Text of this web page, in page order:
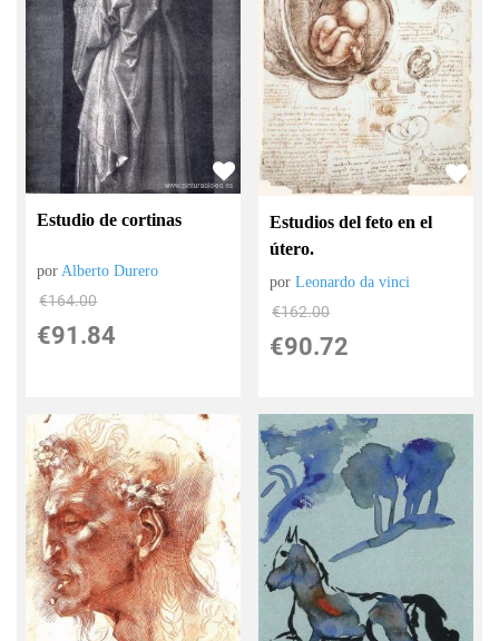
Estudio de cortinas
por Alberto Durero
€164.00
€91.84
Estudios del feto en el
útero.
porLeonardo da vinci
€162.00
€90.72